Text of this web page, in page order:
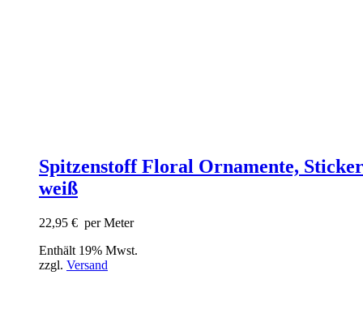
Spitzenstoff Floral Ornamente,
weiß
22,95 € per Meter
Enthält 19% Mwst.
zzgl. Versand